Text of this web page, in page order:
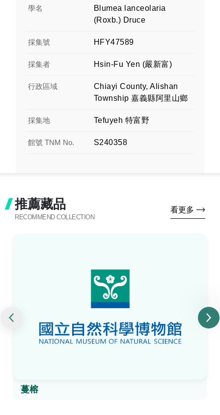
學名
Blumea lanceolaria
(Roxb.) Druce
採集號 HFY47589
採集者 Hsin-Fu Yen (嚴新富)
行政區域
Chiayi County, Alishan
Township 嘉義縣阿里山鄉
採集地 Tefuyeh 特富野
館號 TNM No. S240358
推薦藏品
RECOMMEND COLLECTION
看更多
蔓榕